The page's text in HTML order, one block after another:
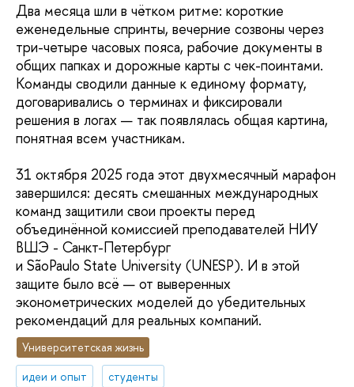
Два месяца шли в чётком ритме: короткие
еженедельные спринты, вечерние созвоны через
три-четыре часовых пояса, рабочие документы в
общих папках и дорожные карты с чек-поинтами.
Команды сводили данные к единому формату,
договаривались о терминах и фиксировали
решения в логах — так появлялась общая картина,
понятная всем участникам.
31 октября 2025 года этот двухмесячный марафон
завершился: десять смешанных международных
команд защитили свои проекты перед
объединённой комиссией преподавателей НИУ
ВШЭ - Санкт-Петербург
и SãoPaulo State University (UNESP). И в этой
защите было всё — от выверенных
эконометрических моделей до убедительных
рекомендаций для реальных компаний.
Университетская жизнь
идеи и опыт
студенты